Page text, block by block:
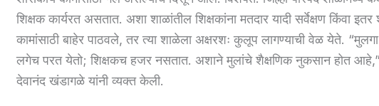
शिक्षक कार्यरत असतात. अशा शाळांतील शिक्षकांना मतदार यादी सर्वेक्षण किंवा
कामांसाठी बाहेर पाठवले, तर त्या शाळेला अक्षरशः कुलूप लागण्याची वेळ येते.
लगेच परत येतो; शिक्षकच हजर नसतात. अशाने मुलांचे शैक्षणिक नुकसान होत
देवानंद खंडागळे यांनी व्यक्त केली.